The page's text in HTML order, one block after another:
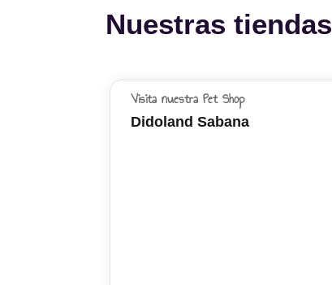
Nuestras tiendas
Visita nuestra Pet Shop
Didoland Sabana